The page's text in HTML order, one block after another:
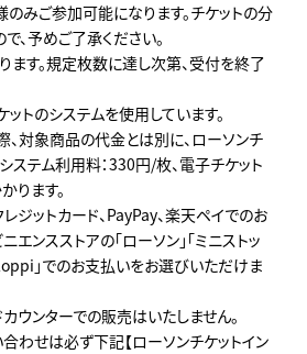
みご参加可能になります。チケットの分
、予めご了承ください。
す。規定枚数に達し次第、受付を終了
トのシステムを使用しています。
対象商品の代金とは別に、ローソンチ
ステム利用料：330円/枚、電子チケット
ります。
ジットカード、PayPay、楽天ペイでのお
エンスストアの｢ローソン｣「ミニストッ
｣でのお支払いをお選びいただけま
ウンターでの販売はいたしません。
わせは必ず下記【ローソンチケットイン